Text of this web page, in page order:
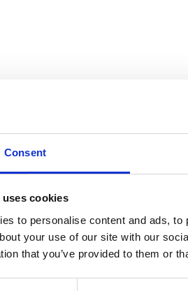
Consent
cookies
to personalise content and ads,
your use of our site with our
that you’ve provided to them or